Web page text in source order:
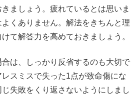
ましょう。疲れているとは思いま
くありません。解法をきちんと理
て解答力を高めておきましょう。
は、しっかり反省するのも大切で
スミスで失った1点が致命傷にな
失敗をくり返さないようにしまし